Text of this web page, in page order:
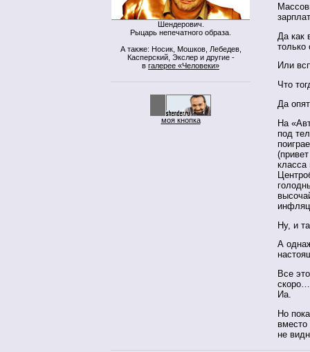
Шендерович.
Рыцарь непечатного образа.
А также: Носик, Мошков, Лебедев,
Касперский, Экслер и другие -
в галерее «Человеки»
моя кнопка
Да как
только
Или
Что
Да
На
под
класса
Ну, и
А
Все
скоро…
Иа.
Но
не